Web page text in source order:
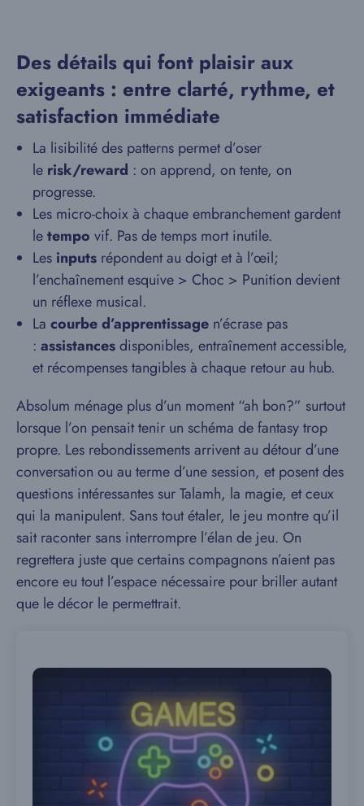
Des détails qui font plaisir aux
exigeants : entre clarté, rythme, et
satisfaction immédiate
La lisibilité des patterns permet d’oser
le risk/reward : on apprend, on tente, on
progresse.
Les micro-choix à chaque embranchement gardent
letempo vif. Pas de temps mort inutile.
Les inputs répondent au doigt et à l’œil;
l’enchaînement esquive > Choc > Punition devient
un réflexe musical.
La courbe d’apprentissage n’écrase pas
: assistancesdisponibles, entraînement accessible,
et récompenses tangibles à chaque retour au hub.
Absolum ménage plus d’un moment “ah bon?” surtout
lorsque l’on pensait tenir un schéma de fantasy trop
propre. Les rebondissements arrivent au détour d’une
conversation ou au terme d’une session, et posent des
questions intéressantes sur Talamh, la magie, et ceux
qui la manipulent. Sans tout étaler, le jeu montre qu’il
sait raconter sans interrompre l’élan de jeu. On
regrettera juste que certains compagnons n’aient pas
encore eu tout l’espace nécessaire pour briller autant
que le décor le permettrait.